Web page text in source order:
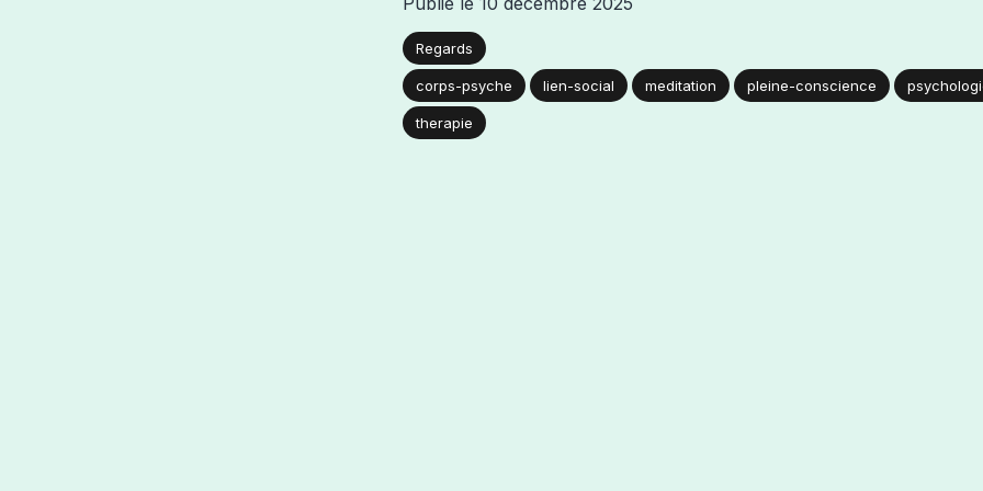
Regards
corps-psyche lien-social meditation pleine-conscience
therapie